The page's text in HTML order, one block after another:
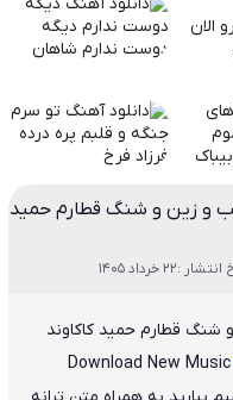
و زین و شنگ قطارم حمید
:22 خرداد 1405
شنگ قطارم حمید کاکاوند
Download New Music